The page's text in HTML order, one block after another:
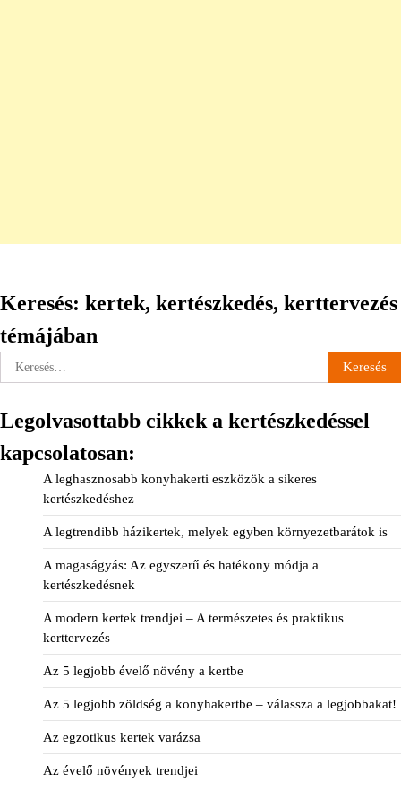
Keresés: kertek, kertészkedés, kerttervezés
témájában
Keresés:
Legolvasottabb cikkek a kertészkedéssel
kapcsolatosan:
A leghasznosabb konyhakerti eszközök a sikeres
kertészkedéshez
A legtrendibb házikertek, melyek egyben környezetbarátok is
A magaságyás: Az egyszerű és hatékony módja a
kertészkedésnek
A modern kertek trendjei – A természetes és praktikus
kerttervezés
Az 5 legjobb évelő növény a kertbe
Az 5 legjobb zöldség a konyhakertbe – válassza a legjobbakat!
Az egzotikus kertek varázsa
Az évelő növények trendjei